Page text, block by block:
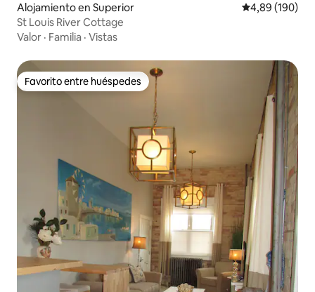
Alojamiento en Superior Calificación
4,89 (190)
St Louis River Cottage
Valor · Familia · Vistas
Favorito entre huéspedes
Favorito entre huéspedes